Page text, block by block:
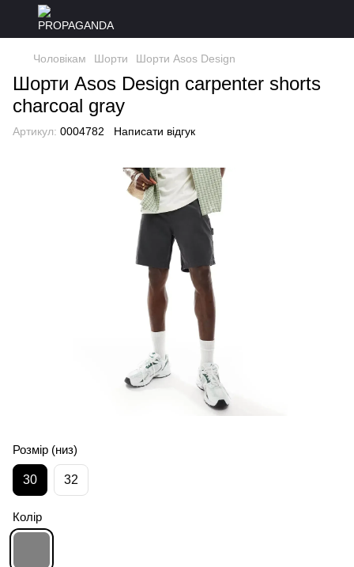
Чоловікам Шорти Шорти Asos Design
Шорти Asos Design carpenter shorts
charcoal gray
Артикул: 0004782 Написати відгук
Розмір (низ)
30 32
Колір